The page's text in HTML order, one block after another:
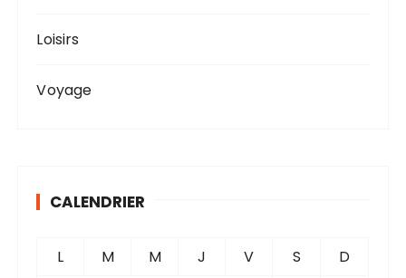
Loisirs
Voyage
CALENDRIER
L M M J V S
D